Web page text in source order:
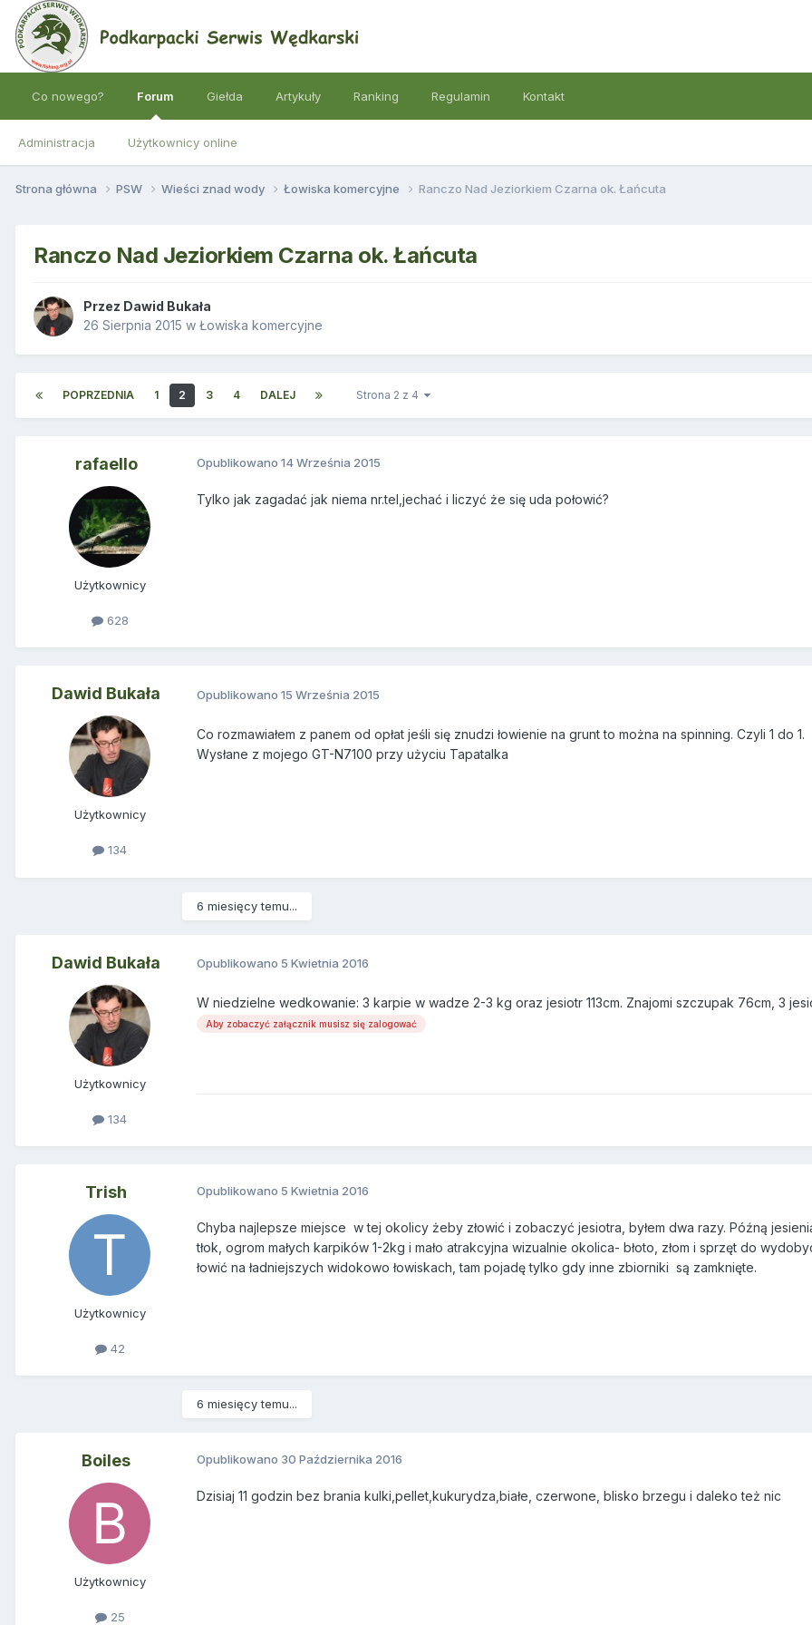
Co nowego? Forum
Administracja Użytkownicy online
Giełda Artykuły Ranking Regulamin Kontakt
Strona główna PSW Wieści znad wody Łowiska komercyjne Ranczo Nad Jeziorkiem Czarna ok. Łańcuta
Ranczo Nad Jeziorkiem Czarna ok. Łańcuta
Przez Dawid Bukała
26 Sierpnia 2015 w Łowiska komercyjne
POPRZEDNIA 1 2 3 4 DALEJ Strona 2 z 4
rafaello
Użytkownicy
628
Opublikowano 14 Września 2015
Tylko jak zagadać jak niema nr.tel,jechać i liczyć że się uda połowić?
Dawid Bukała
Użytkownicy
134
Opublikowano 15 Września 2015
Co rozmawiałem z panem od opłat jeśli się znudzi łowienie na grunt to można na spinning. Czyli 1 do 1.
Wysłane z mojego GT-N7100 przy użyciu Tapatalka
6 miesięcy temu...
Dawid Bukała
Użytkownicy
134
Opublikowano 5 Kwietnia 2016
W niedzielne wedkowanie: 3 karpie w wadze 2-3 kg oraz jesiotr 113cm. Znajomi szczupak 76cm, 3
Aby zobaczyć załącznik musisz się zalogować
Trish
Użytkownicy
42
Opublikowano 5 Kwietnia 2016
Chyba najlepsze miejsce w tej okolicy żeby złowić i zobaczyć jesiotra, byłem dwa razy. Późną
tłok, ogrom małych karpików 1-2kg i mało atrakcyjna wizualnie okolica- błoto, złom i sprzęt do
łowić na ładniejszych widokowo łowiskach, tam pojadę tylko gdy inne zbiorniki są zamknięte.
6 miesięcy temu...
Boiles
Użytkownicy
25
Opublikowano 30 Października 2016
Dzisiaj 11 godzin bez brania kulki,pellet,kukurydza,białe, czerwone, blisko brzegu i daleko też nic